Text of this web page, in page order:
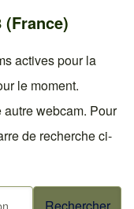
(France)
actives pour la
le moment.
webcam. Pour
de recherche ci-